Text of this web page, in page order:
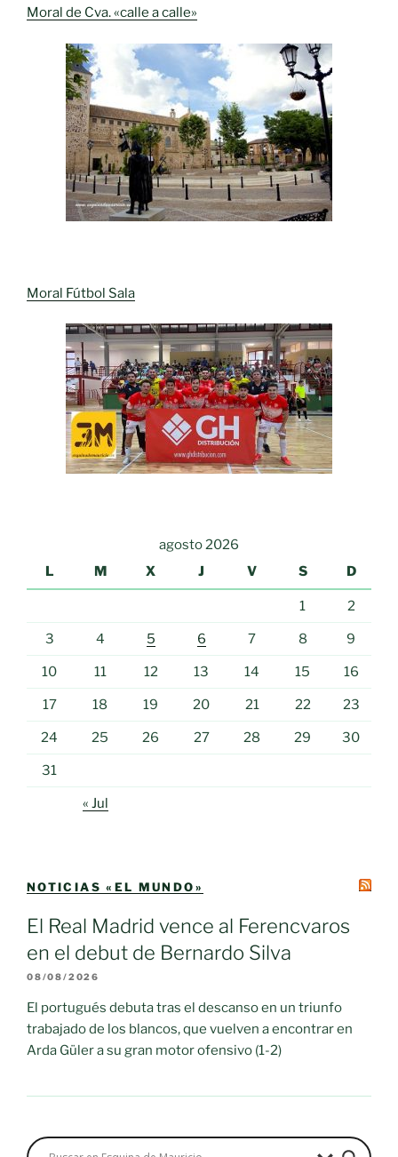
Moral de Cva. «calle a calle»
Moral Fútbol Sala
agosto 2026
L
M X J V S D
1 2
3 4 5 6 7 8 9
10 11 12 13 14 15 16
17 18 19 20 21 22 23
24 25 26 27 28 29 30
31
« Jul
NOTICIAS «EL MUNDO»
El Real Madrid vence al Ferencvaros
en el debut de Bernardo Silva
08/08/2026
El portugués debuta tras el descanso en un triunfo
trabajado de los blancos, que vuelven a encontrar en
Arda Güler a su gran motor ofensivo (1-2)